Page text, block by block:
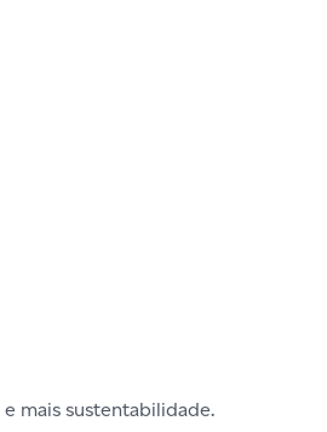
mais sustentabilidade.